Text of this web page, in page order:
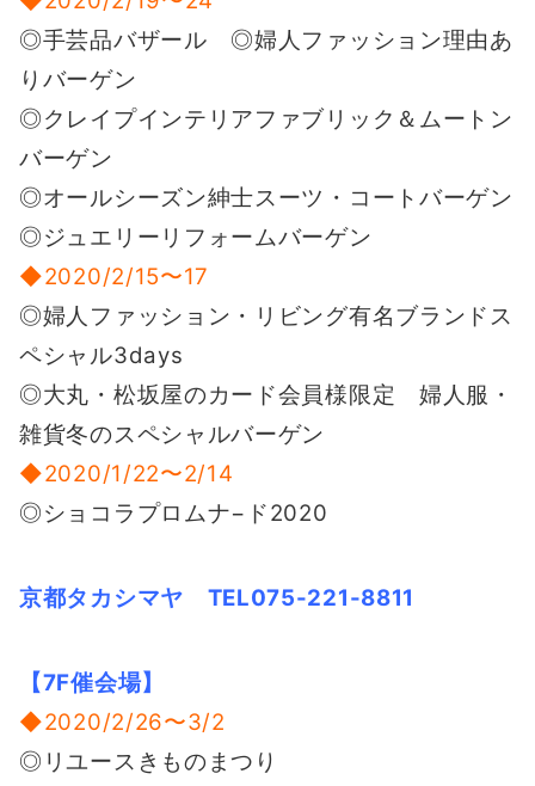
◎手芸品バザール ◎婦人ファッション理由あ
りバーゲン
◎クレイプインテリアファブリック＆ムートン
バーゲン
◎オールシーズン紳士スーツ・コートバーゲン
◎ジュエリーリフォームバーゲン
◆2020/2/15〜17
◎婦人ファッション・リビング有名ブランドス
ペシャル3days
◎大丸・松坂屋のカード会員様限定 婦人服・
雑貨冬のスペシャルバーゲン
◆2020/1/22〜2/14
◎ショコラプロムナ−ド2020
京都タカシマヤ TEL075-221-8811
【7F催会場】
◆2020/2/26〜3/2
◎リユースきものまつり